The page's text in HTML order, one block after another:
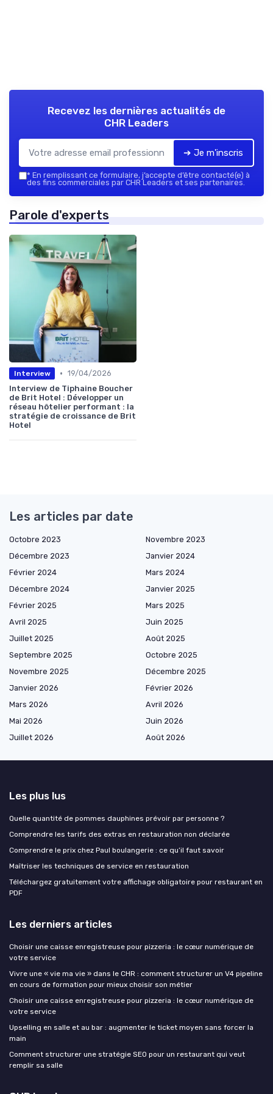
Recevez les dernières actualités de
CHR Leaders
➔ Je m'inscris
* En remplissant ce formulaire, j’accepte d’être contacté(e) à
des fins commerciales par CHR Leaders et ses partenaires.
Parole d'experts
Interview • 19/04/2026
Interview de Tiphaine Boucher
de Brit Hotel : Développer un
réseau hôtelier performant : la
stratégie de croissance de Brit
Hotel
Les articles par date
Octobre 2023
Novembre 2023
Décembre 2023
Janvier 2024
Février 2024
Mars 2024
Décembre 2024
Janvier 2025
Février 2025
Mars 2025
Avril 2025
Juin 2025
Juillet 2025
Août 2025
Septembre 2025
Octobre 2025
Novembre 2025
Décembre 2025
Janvier 2026
Février 2026
Mars 2026
Avril 2026
Mai 2026
Juin 2026
Juillet 2026
Août 2026
Les plus lus
Quelle quantité de pommes dauphines prévoir par personne ?
Comprendre les tarifs des extras en restauration non déclarée
Comprendre le prix chez Paul boulangerie : ce qu’il faut savoir
Maîtriser les techniques de service en restauration
Téléchargez gratuitement votre affichage obligatoire pour restaurant en
PDF
Les derniers articles
Choisir une caisse enregistreuse pour pizzeria : le cœur numérique de
votre service
Vivre une « vie ma vie » dans le CHR : comment structurer un V4 pipeline
en cours de formation pour mieux choisir son métier
Choisir une caisse enregistreuse pour pizzeria : le cœur numérique de
votre service
Upselling en salle et au bar : augmenter le ticket moyen sans forcer la
main
Comment structurer une stratégie SEO pour un restaurant qui veut
remplir sa salle